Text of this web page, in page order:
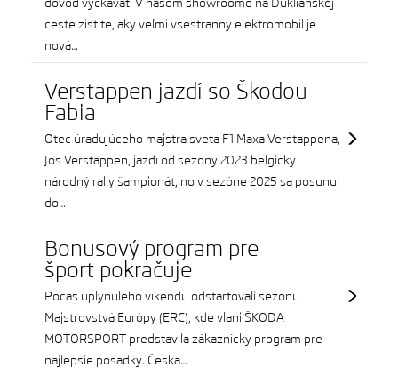
ceste zistíte, aký veľmi všestranný elektromobil je
nová…
Verstappen jazdí so Škodou
Fabia
Otec úradujúceho majstra sveta F1 Maxa Verstappena,
Jos Verstappen, jazdí od sezóny 2023 belgický
národný rally šampionát, no v sezóne 2025 sa posunul
do…
Bonusový program pre
šport pokračuje
Počas uplynulého víkendu odštartovali sezónu
Majstrovstvá Európy (ERC), kde vlani ŠKODA
MOTORSPORT predstavila zákaznícky program pre
najlepšie posádky. Česká…